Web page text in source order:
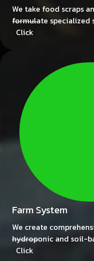
We take food scraps
formulate specialized
Click
Farm System
We create
hydroponic and soil-
Click